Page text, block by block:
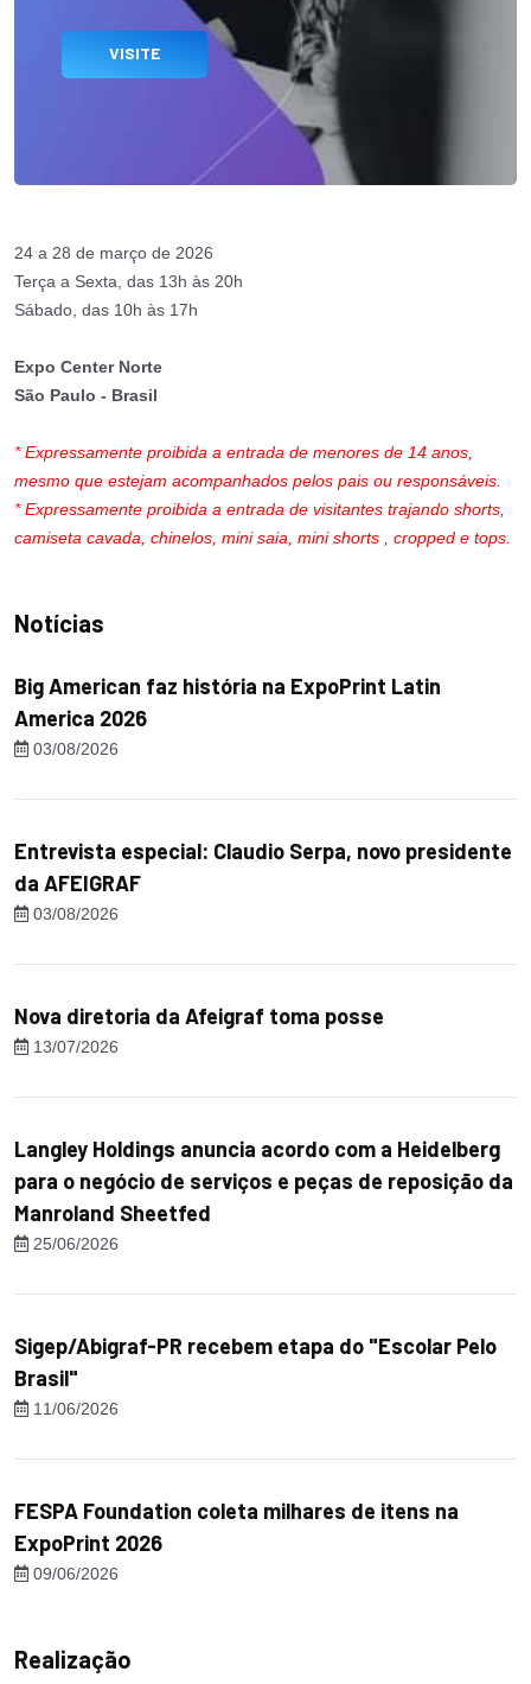
VISITE
24 a 28 de março de 2026
Terça a Sexta, das 13h às 20h
Sábado, das 10h às 17h
Expo Center Norte
São Paulo - Brasil
* Expressamente proibida a entrada de menores de 14 anos,
mesmo que estejam acompanhados pelos pais ou responsáveis.
* Expressamente proibida a entrada de visitantes trajando shorts,
camiseta cavada, chinelos, mini saia, mini shorts , cropped e tops.
Notícias
Big American faz história na ExpoPrint Latin
America 2026
03/08/2026
Entrevista especial: Claudio Serpa, novo presidente
da AFEIGRAF
03/08/2026
Nova diretoria da Afeigraf toma posse
13/07/2026
Langley Holdings anuncia acordo com a Heidelberg
para o negócio de serviços e peças de reposição da
Manroland Sheetfed
25/06/2026
Sigep/Abigraf-PR recebem etapa do "Escolar Pelo
Brasil"
11/06/2026
FESPA Foundation coleta milhares de itens na
ExpoPrint 2026
09/06/2026
Realização